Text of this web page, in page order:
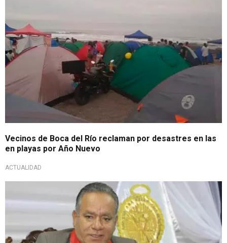
Vecinos de Boca del Río reclaman por desastres en las
en playas por Año Nuevo
ACTUALIDAD